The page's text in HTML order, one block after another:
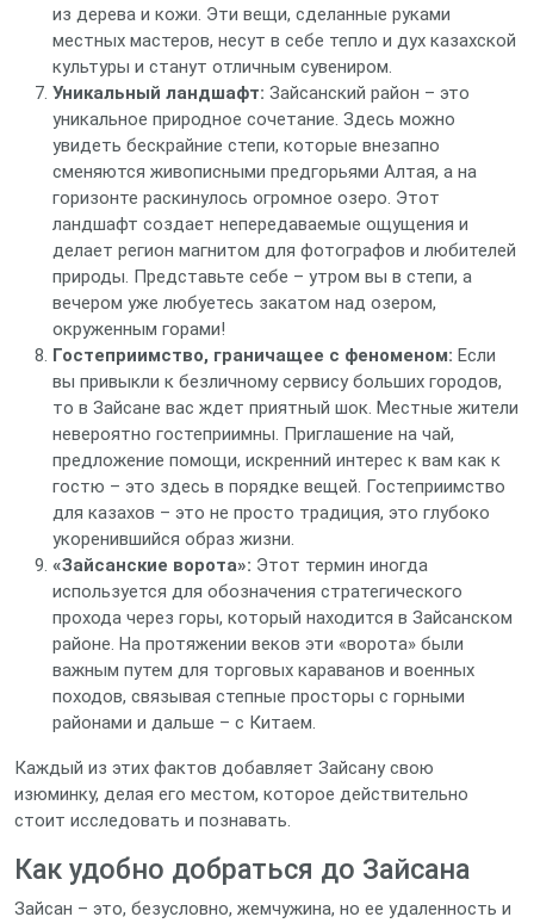
из дерева и кожи. Эти вещи, сделанные руками
местных мастеров, несут в себе тепло и дух казахской
культуры и станут отличным сувениром.
Уникальный ландшафт: Зайсанский район – это
уникальное природное сочетание. Здесь можно
увидеть бескрайние степи, которые внезапно
сменяются живописными предгорьями Алтая, а на
горизонте раскинулось огромное озеро. Этот
ландшафт создает непередаваемые ощущения и
делает регион магнитом для фотографов и любителей
природы. Представьте себе – утром вы в степи, а
вечером уже любуетесь закатом над озером,
окруженным горами!
Гостеприимство, граничащее с феноменом: Если
вы привыкли к безличному сервису больших городов,
то в Зайсане вас ждет приятный шок. Местные жители
невероятно гостеприимны. Приглашение на чай,
предложение помощи, искренний интерес к вам как к
гостю – это здесь в порядке вещей. Гостеприимство
для казахов – это не просто традиция, это глубоко
укоренившийся образ жизни.
«Зайсанские ворота»: Этот термин иногда
используется для обозначения стратегического
прохода через горы, который находится в Зайсанском
районе. На протяжении веков эти «ворота» были
важным путем для торговых караванов и военных
походов, связывая степные просторы с горными
районами и дальше – с Китаем.
Каждый из этих фактов добавляет Зайсану свою
изюминку, делая его местом, которое действительно
стоит исследовать и познавать.
Как удобно добраться до Зайсана
Зайсан – это, безусловно, жемчужина, но ее удаленность и